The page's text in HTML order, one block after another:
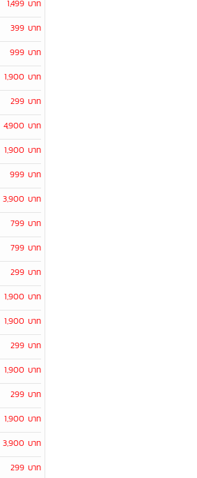
1,499 บาท
399 บาท
999 บาท
1,900 บาท
299 บาท
4,900 บาท
1,900 บาท
999 บาท
3,900 บาท
799 บาท
799 บาท
299 บาท
1,900 บาท
1,900 บาท
299 บาท
1,900 บาท
299 บาท
1,900 บาท
3,900 บาท
299 บาท